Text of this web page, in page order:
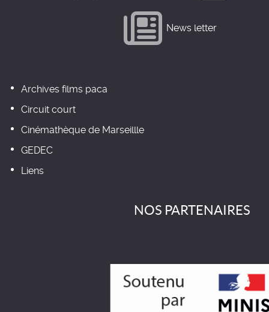
News letter
Archives films paca
Circuit court
Cinémathèque de Marseillle
GEDEC
Liens
NOS PARTENAIRES